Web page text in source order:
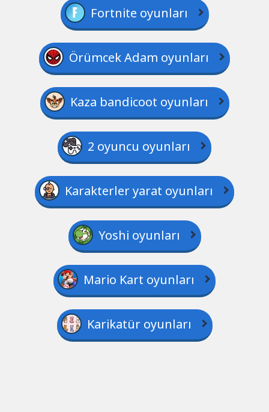
Fortnite oyunları
Örümcek Adam oyunları
Kaza bandicoot oyunları
2 oyuncu oyunları
Karakterler yarat oyunları
Yoshi oyunları
Mario Kart oyunları
Karikatür oyunları